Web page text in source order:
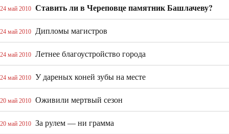
24 май 2010 Ставить ли в Череповце памятник Башлачеву?
24 май 2010 Дипломы магистров
24 май 2010 Летнее благоустройство города
24 май 2010 У дареных коней зубы на месте
20 май 2010 Оживили мертвый сезон
20 май 2010 За рулем — ни грамма